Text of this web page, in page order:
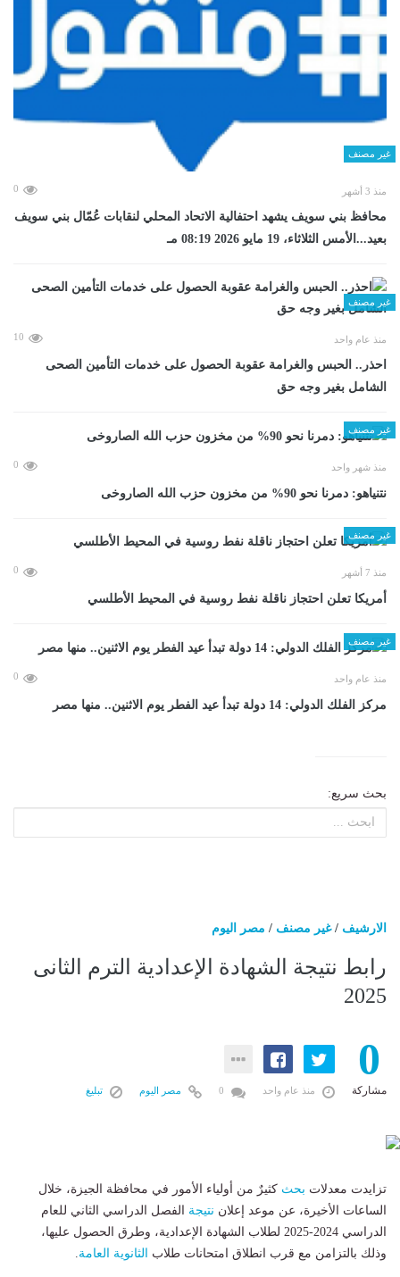
غير مصنف
منذ 3 أشهر 0
محافظ بني سويف يشهد احتفالية الاتحاد المحلي لنقابات عُمّال بني سويف
بعيد...الأمس الثلاثاء، 19 مايو 2026 08:19 مـ
غير مصنف
منذ عام واحد 10
احذر.. الحبس والغرامة عقوبة الحصول على خدمات التأمين الصحى
الشامل بغير وجه حق
غير مصنف
منذ شهر واحد 0
نتنياهو: دمرنا نحو 90% من مخزون حزب الله الصاروخى
غير مصنف
منذ 7 أشهر 0
أمريكا تعلن احتجاز ناقلة نفط روسية في المحيط الأطلسي
غير مصنف
منذ عام واحد 0
مركز الفلك الدولي: 14 دولة تبدأ عيد الفطر يوم الاثنين.. منها مصر
بحث سريع:
الارشيف /غير مصنف / مصر اليوم
رابط نتيجة الشهادة الإعدادية الترم الثانى
2025
0
مشاركة منذ عام واحد مصر اليوم تبليغ
تزايدت معدلات بحث كثيرٌ من أولياء الأمور في محافظة الجيزة، خلال
الساعات الأخيرة، عن موعد إعلان نتيجة الفصل الدراسي الثاني للعام
الدراسي 2024-2025 لطلاب الشهادة الإعدادية، وطرق الحصول عليها،
وذلك بالتزامن مع قرب انطلاق امتحانات طلاب
الثانوية العامة.